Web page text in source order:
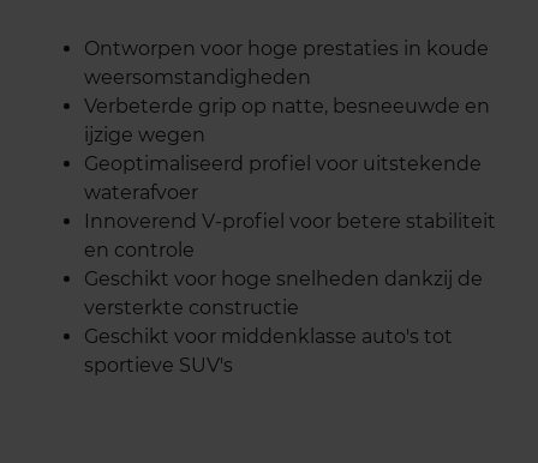
Ontworpen voor hoge prestaties in koude
weersomstandigheden
Verbeterde grip op natte, besneeuwde en
ijzige wegen
Geoptimaliseerd profiel voor uitstekende
waterafvoer
Innoverend V-profiel voor betere stabiliteit
en controle
Geschikt voor hoge snelheden dankzij de
versterkte constructie
Geschikt voor middenklasse auto's tot
sportieve SUV's